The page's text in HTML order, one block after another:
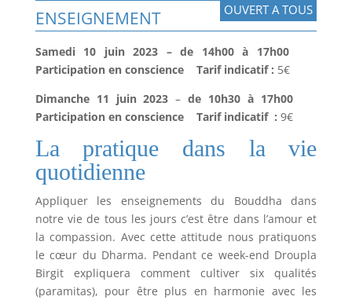
OUVERT A TOUS
ENSEIGNEMENT
Samedi 10 juin 2023 – de 14h00 à 17h00
Participation en conscience Tarif indicatif : 5€
Dimanche 11 juin 2023 – de 10h30 à 17h00
Participation en conscience Tarif indicatif: 9€
La pratique dans la vie
quotidienne
Appliquer les enseignements du Bouddha dans
notre vie de tous les jours c’est être dans l’amour et
la compassion. Avec cette attitude nous pratiquons
le cœur du Dharma. Pendant ce week-end Droupla
Birgit expliquera comment cultiver six qualités
(paramitas), pour être plus en harmonie avec les